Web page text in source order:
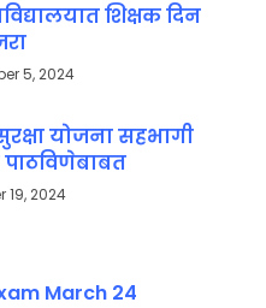
शिक्षक दिन
5, 2024
योजना सहभागी
पाठविणेबाबत
19, 2024
March 24